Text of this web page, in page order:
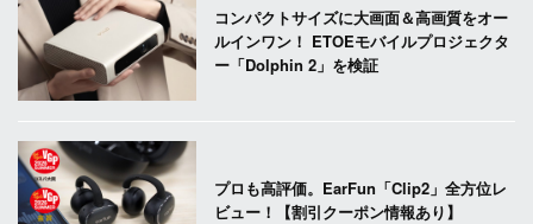
コンパクトサイズに大画面＆高画質をオー
ルインワン！ ETOEモバイルプロジェクタ
ー「Dolphin 2」を検証
プロも高評価。EarFun「Clip2」全方位レ
ビュー！【割引クーポン情報あり】